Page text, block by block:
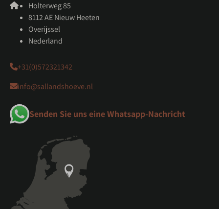
Holterweg 85
8112 AE Nieuw Heeten
Overijssel
Nederland
+31(0)572321342
info@sallandshoeve.nl
Senden Sie uns eine Whatsapp-Nachricht